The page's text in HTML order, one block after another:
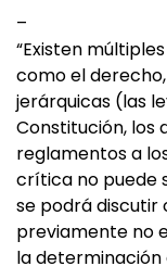
–
“Existen
como el
jerárquicas (las
Constitución, los
reglamentos a
crítica no puede
se podrá discutir
previamente no
la determinación